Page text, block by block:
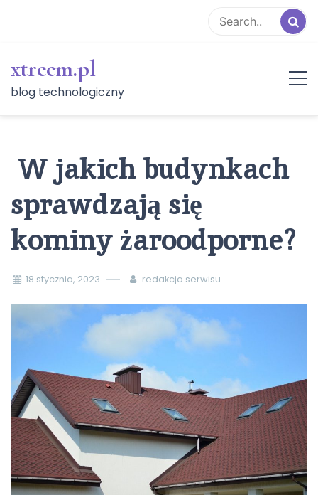
content
xtreem.pl
blog technologiczny
W jakich budynkach
sprawdzają się
kominy żaroodporne?
18 stycznia, 2023 redakcja serwisu